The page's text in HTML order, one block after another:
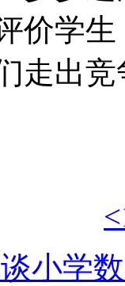
价学
走出
小学